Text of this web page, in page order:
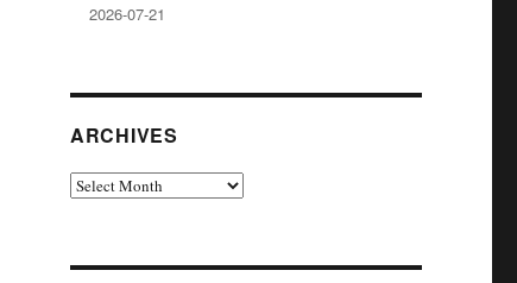
2026-07-21
ARCHIVES
Archives